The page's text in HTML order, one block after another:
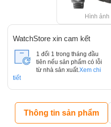
Hình ảnh
WatchStore xin cam kết
1 đổi 1 trong tháng đầu
tiên nếu sản phẩm có lỗi
từ nhà sản xuất. Xem chi
tiết
Thông tin sản phẩm